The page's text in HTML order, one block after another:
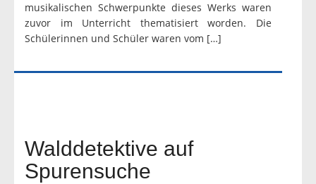
musikalischen Schwerpunkte dieses Werks waren
zuvor im Unterricht thematisiert worden. Die
Schülerinnen und Schüler waren vom […]
Walddetektive auf
Spurensuche